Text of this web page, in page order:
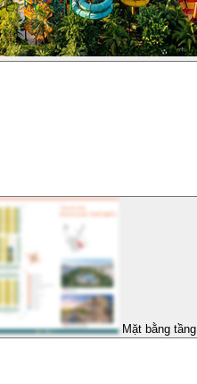
Mặt bằng tầng